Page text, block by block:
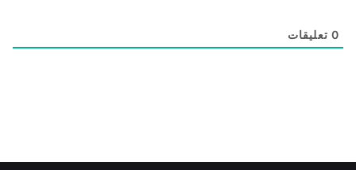
0 تعليقات